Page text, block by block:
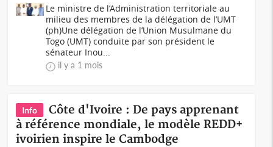
Le ministre de l’Administration territoriale au
milieu des membres de la délégation de l’UMT
(ph)Une délégation de l’Union Musulmane du
Togo (UMT) conduite par son président le
sénateur Inou...
il y a 1 mois
Info
Côte d'Ivoire : De pays apprenant
à référence mondiale, le modèle REDD+
ivoirien inspire le Cambodge